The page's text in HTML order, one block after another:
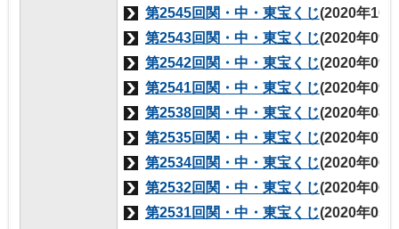
第2545回関・中・東宝くじ(2020年10
第2543回関・中・東宝くじ(2020年09
第2542回関・中・東宝くじ(2020年09
第2541回関・中・東宝くじ(2020年09
第2538回関・中・東宝くじ(2020年08
第2535回関・中・東宝くじ(2020年07
第2534回関・中・東宝くじ(2020年06
第2532回関・中・東宝くじ(2020年06
第2531回関・中・東宝くじ(2020年05